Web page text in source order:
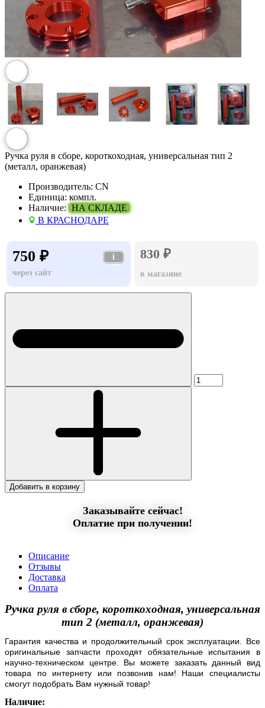
Ручка руля в сборе, короткоходная, универсальная тип 2
(металл, оранжевая)
Производитель: CN
Единица: компл.
Наличие: НА СКЛАДЕ
В КРАСНОДАРЕ
750 ₽
i
через сайт
830 ₽
в магазине
Добавить в корзину
Заказывайте сейчас!
Оплатие при получении!
Описание
Отзывы
Доставка
Оплата
Ручка руля в сборе, короткоходная, универсальная
тип 2 (металл, оранжевая)
Гарантия качества и продолжительный срок эксплуатации. Все
оригинальные запчасти проходят обязательные испытания в
научно-техническом центре. Вы можете заказать данный вид
товара по интернету или позвонив нам! Наши специалисты
смогут подобрать Вам нужный товар!
Наличие: